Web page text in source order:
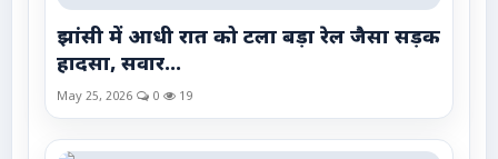
झांसी में आधी रात को टला बड़ा रेल जैसा सड़क
हादसा, सवार...
May 25, 2026 0 19